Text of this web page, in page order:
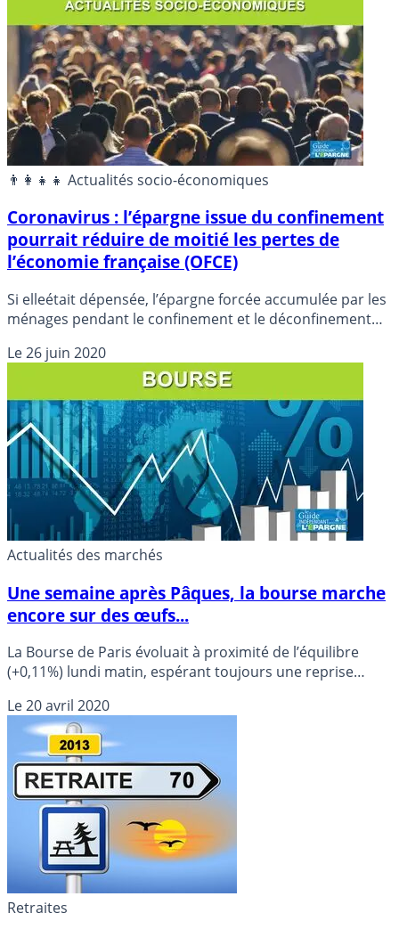
👨‍👩‍👧‍👧 Actualités socio-économiques
Coronavirus : l’épargne issue du confinement
pourrait réduire de moitié les pertes de
l’économie française (OFCE)
Si elleétait dépensée, l’épargne forcée accumulée par les
ménages pendant le confinement et le déconfinement
française provoquées par le coronavirus, estime l’OFCE
dans une étude publiée vendredi.
Le26 juin 2020
Actualités des marchés
Une semaine après Pâques, la bourse marche
encore sur des œufs...
La Bourse de Paris évoluait à proximité de l’équilibre
(+0,11%) lundi matin, espérant toujours une reprise
pandémie de coronavirus semble avoir été atteint dans
plusieurs pays, et analysant les premiers résultats
d’entreprises.
Le20 avril 2020
Retraites